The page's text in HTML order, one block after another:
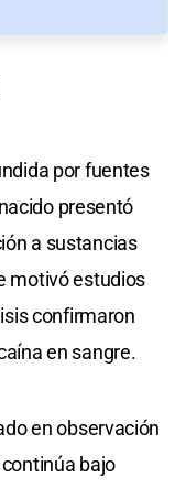
por fuentes
presentó
a sustancias
motivó estudios
confirmaron
en sangre.
en observación
bajo